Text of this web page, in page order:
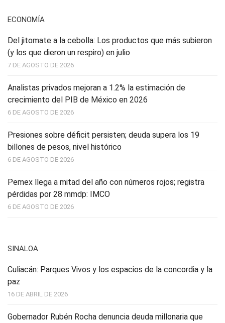
ECONOMÍA
Del jitomate a la cebolla: Los productos que más subieron
(y los que dieron un respiro) en julio
7 DE AGOSTO DE 2026
Analistas privados mejoran a 1.2% la estimación de
crecimiento del PIB de México en 2026
6 DE AGOSTO DE 2026
Presiones sobre déficit persisten; deuda supera los 19
billones de pesos, nivel histórico
6 DE AGOSTO DE 2026
Pemex llega a mitad del año con números rojos; registra
pérdidas por 28 mmdp: IMCO
6 DE AGOSTO DE 2026
SINALOA
Culiacán: Parques Vivos y los espacios de la concordia y la
paz
16 DE ABRIL DE 2026
Gobernador Rubén Rocha denuncia deuda millonaria que